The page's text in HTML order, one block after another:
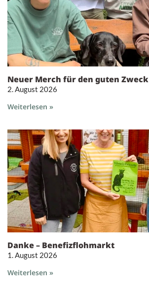
Neuer Merch für den guten Zweck
2. August 2026
Weiterlesen »
Danke – Benefizflohmarkt
1. August 2026
Weiterlesen »